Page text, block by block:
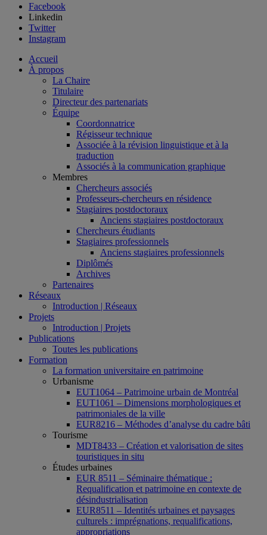
Facebook
Linkedin
Twitter
Instagram
Accueil
À propos
La Chaire
Titulaire
Directeur des partenariats
Équipe
Coordonnatrice
Régisseur technique
Associée à la révision linguistique et à la
traduction
Associés à la communication graphique
Membres
Chercheurs associés
Professeurs-chercheurs en résidence
Stagiaires postdoctoraux
Anciens stagiaires postdoctoraux
Chercheurs étudiants
Stagiaires professionnels
Anciens stagiaires professionnels
Diplômés
Archives
Partenaires
Réseaux
Introduction | Réseaux
Projets
Introduction | Projets
Publications
Toutes les publications
Formation
La formation universitaire en patrimoine
Urbanisme
EUT1064 – Patrimoine urbain de Montréal
EUT1061 – Dimensions morphologiques et
patrimoniales de la ville
EUR8216 – Méthodes d’analyse du cadre bâti
Tourisme
MDT8433 – Création et valorisation de sites
touristiques in situ
Études urbaines
EUR 8511 – Séminaire thématique :
Requalification et patrimoine en contexte de
désindustrialisation
EUR8511 – Identités urbaines et paysages
culturels : imprégnations, requalifications,
appropriations